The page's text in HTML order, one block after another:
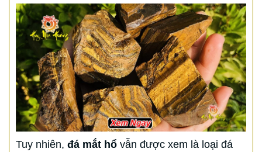
Tuy nhiên, đá mắt hổ vẫn được xem là loại đá